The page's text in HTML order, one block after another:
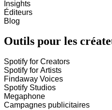
Insights
Éditeurs
Blog
Outils pour les
Spotify for Creators
Spotify for Artists
Findaway Voices
Spotify Studios
Megaphone
Campagnes publicitaires